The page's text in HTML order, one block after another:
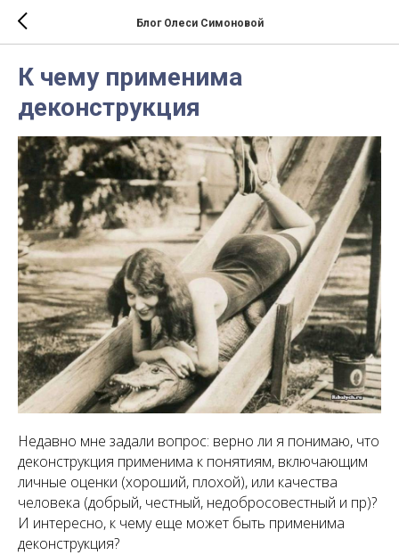
Блог Олеси Симоновой
К чему применима
деконструкция
Недавно мне задали вопрос: верно ли я понимаю, что
деконструкция применима к понятиям, включающим
личные оценки (хороший, плохой), или качества
человека (добрый, честный, недобросовестный и пр)?
И интересно, к чему еще может быть применима
деконструкция?